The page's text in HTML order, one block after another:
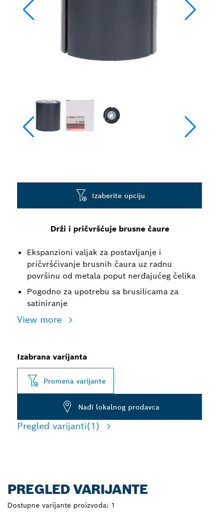
Drži i pričvršćuje brusne čaure
Ekspanzioni valjak za postavljanje i
pričvršćivanje brusnih čaura uz radnu
površinu od metala poput nerđajućeg čelika
Pogodno za upotrebu sa brusilicama za
satiniranje
View more
Izaberite opciju
Izabrana varijanta
Promena varijante
Nađi lokalnog prodavca
Pregled varijanti(1)
PREGLED VARIJANTE
Dostupne varijante proizvoda: 1